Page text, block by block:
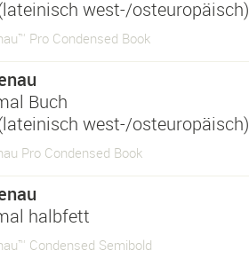
west-/osteuropäisch)
Pro Condensed Book
Buch
west-/osteuropäisch)
Pro Condensed Book
halbfett
Condensed Semibold